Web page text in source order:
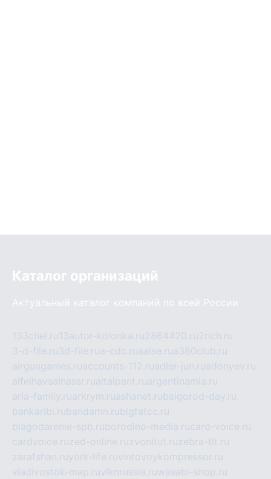
Каталог организаций
Актуальный каталог компаний по всей России
133chel.ru13autor-kolonka.ru2864420.ru2rich.ru
3-d-file.ru3d-file.rua-cdc.ruaalse.rua380club.ru
airgungames.ruaccounts-112.ruadler-jun.ruadonyev.ru
alfeihavsalnassr.rualtaipant.ruargentinamia.ru
aria-family.ruarkrym.ruashanet.rubelgorod-day.ru
bankaribi.rubandamn.rubigfatcc.ru
blagodarenie-spb.ruborodino-media.rucard-voice.ru
cardvoice.ruzed-online.ruzvonitut.ruzebra-tlt.ru
zarafshan.ruyork-life.ruvintovoykompressor.ru
vladivostok-map.ruvlknrussia.ruwasabi-shop.ru